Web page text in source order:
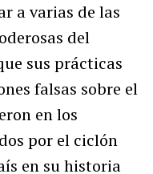
a varias de las
del
sus prácticas
falsas sobre el
en los
por el ciclón
en su historia